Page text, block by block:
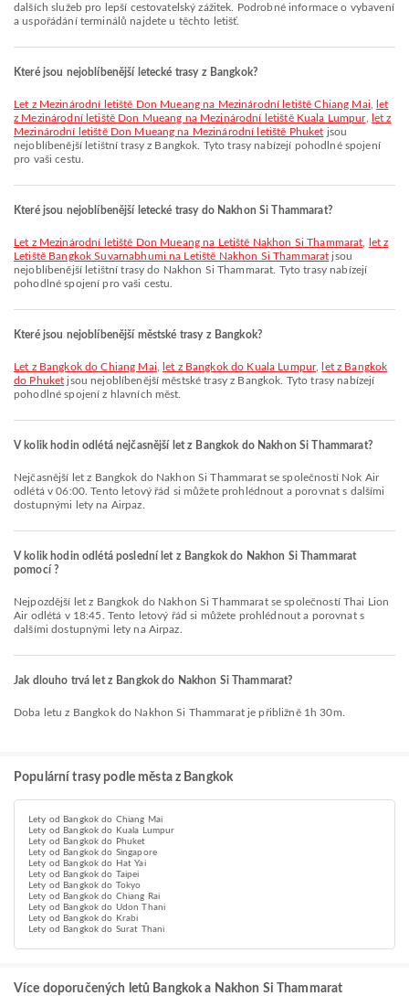
dalších služeb pro lepší cestovatelský zážitek. Podrobné informace o vybavení
a uspořádání terminálů najdete u těchto letišť.
Které jsou nejoblíbenější letecké trasy z Bangkok?
let z Mezinárodní letiště Don Mueang na Mezinárodní letiště Chiang Mai
let
z Mezinárodní letiště Don Mueang na Mezinárodní letiště Kuala Lumpur,
let z
Mezinárodní letiště Don Mueang na Mezinárodní letiště Phuket jsou
nejoblíbenější letištní trasy z Bangkok. Tyto trasy nabízejí pohodlné spojení
pro vaši cestu.
Které jsou nejoblíbenější letecké trasy do Nakhon Si Thammarat?
let z Mezinárodní letiště Don Mueang na Letiště Nakhon Si Thammarat
let z
Letiště Bangkok Suvarnabhumi na Letiště Nakhon Si Thammarat jsou
nejoblíbenější letištní trasy do Nakhon Si Thammarat. Tyto trasy nabízejí
pohodlné spojení pro vaši cestu.
Které jsou nejoblíbenější městské trasy z Bangkok?
let z Bangkok do Chiang Mai let z Bangkok do Kuala Lumpur,
let z Bangkok
do Phuket jsou nejoblíbenější městské trasy z Bangkok. Tyto trasy nabízejí
pohodlné spojení z hlavních měst.
V kolik hodin odlétá nejčasnější let z Bangkok do Nakhon Si Thammarat?
Nejčasnější let z Bangkok do Nakhon Si Thammarat se společností Nok Air
odlétá v 06:00. Tento letový řád si můžete prohlédnout a porovnat s dalšími
dostupnými lety na Airpaz.
V kolik hodin odlétá poslední let z Bangkok do Nakhon Si Thammarat
pomocí ?
Nejpozdější let z Bangkok do Nakhon Si Thammarat se společností Thai Lion
Air odlétá v 18:45. Tento letový řád si můžete prohlédnout a porovnat s
dalšími dostupnými lety na Airpaz.
Jak dlouho trvá let z Bangkok do Nakhon Si Thammarat?
Doba letu z Bangkok do Nakhon Si Thammarat je přibližně 1h 30m.
Populární trasy podle města z Bangkok
Lety od Bangkok do Chiang Mai
Lety od Bangkok do Kuala Lumpur
Lety od Bangkok do Phuket
Lety od Bangkok do Singapore
Lety od Bangkok do Hat Yai
Lety od Bangkok do Taipei
Lety od Bangkok do Tokyo
Lety od Bangkok do Chiang Rai
Lety od Bangkok do Udon Thani
Lety od Bangkok do Krabi
Lety od Bangkok do Surat Thani
Více doporučených letů Bangkok a Nakhon Si Thammarat